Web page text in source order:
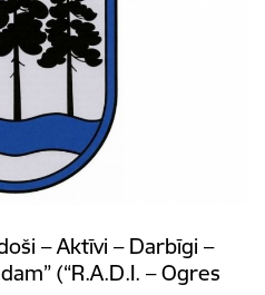
– Aktīvi – Darbīgi –
(“R.A.D.I. – Ogres